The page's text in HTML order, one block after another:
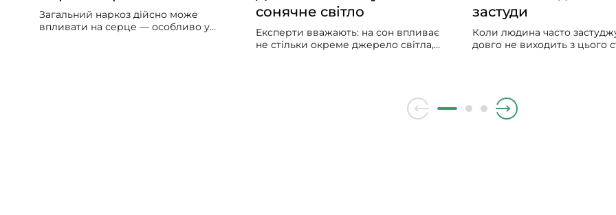
Загальний наркоз дійсно може
впливати на серце — особливо у
сонячне світло
Експерти вважають: на сон впливає
не стільки окреме джерело світла,
світла вдень, тим менше його вплив
застуди
Коли людина часто
довго не виходить з цього
гілочками верби.